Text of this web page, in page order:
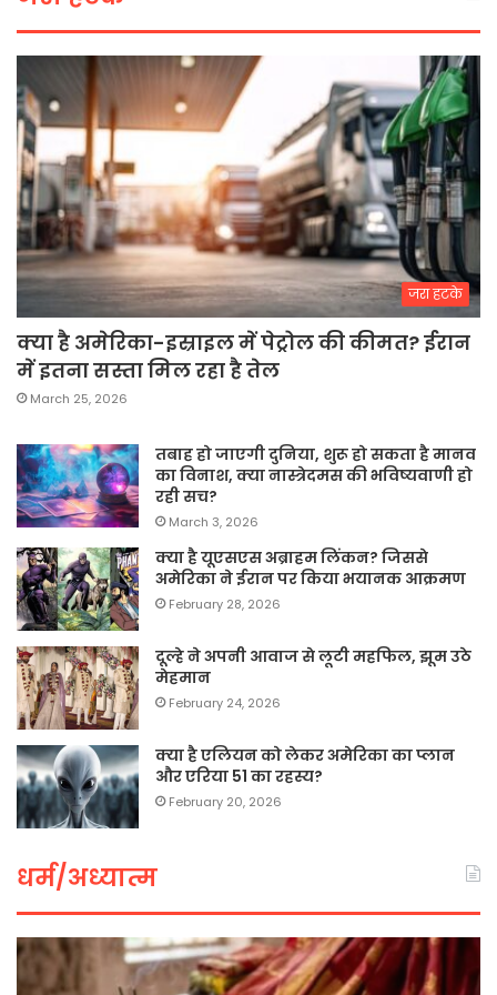
जरा हटके
क्या है अमेरिका-इस्राइल में पेट्रोल की कीमत? ईरान
में इतना सस्ता मिल रहा है तेल
March 25, 2026
तबाह हो जाएगी दुनिया, शुरू हो सकता है मानव
का विनाश, क्या नास्त्रेदमस की भविष्यवाणी हो
रही सच?
March 3, 2026
क्या है यूएसएस अब्राहम लिंकन? जिससे
अमेरिका ने ईरान पर किया भयानक आक्रमण
February 28, 2026
दूल्हे ने अपनी आवाज से लूटी महफिल, झूम उठे
मेहमान
February 24, 2026
क्या है एलियन को लेकर अमेरिका का प्लान
और एरिया 51 का रहस्य?
February 20, 2026
धर्म/अध्यात्म